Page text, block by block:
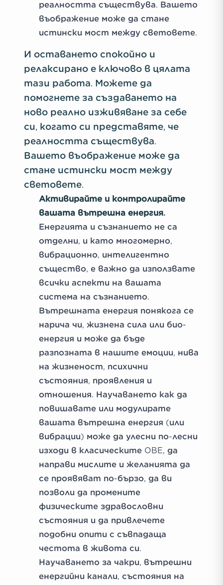
реалността съществува. Вашето
въображение може да стане
истински мост между световете.
И оставането спокойно и
релаксирано е ключово в цялата
тази работа. Можете да
помогнете за създаването на
ново реално изживяване за себе
си, когато си представяте, че
реалността съществува.
Вашето въображение може да
стане истински мост между
световете.
Активирайте и контролирайте
вашата вътрешна енергия.
Енергията и съзнанието не са
отделни, и като многомерно,
вибрационно, интелигентно
същество, е важно да използвате
всички аспекти на вашата
система на съзнанието.
Вътрешната енергия понякога се
нарича чи, жизнена сила или био-
енергия и може да бъде
разпозната в нашите емоции, нива
на жизненост, психични
състояния, проявления и
отношения. Научаването как да
повишавате или модулирате
вашата вътрешна енергия (или
вибрации) може да улесни по-лесни
изходи в класическите OBE, да
направи мислите и желанията да
се проявяват по-бързо, да ви
позволи да промените
физическите здравословни
състояния и да привлечете
подобни опити с съвпадаща
честота в живота си.
Научаването за чакри, вътрешни
енергийни канали, състояния на